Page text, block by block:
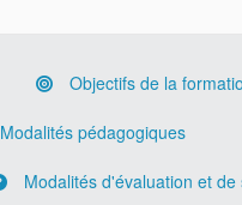
Objectifs de la
Modalités pédagogiques
Modalités d'évaluation et de